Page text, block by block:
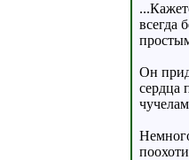
всегда
Он
сердца